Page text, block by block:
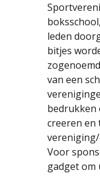
leden
bitjes
van een
bedrukken
creeren en
vereniging/
Voor
gadget om